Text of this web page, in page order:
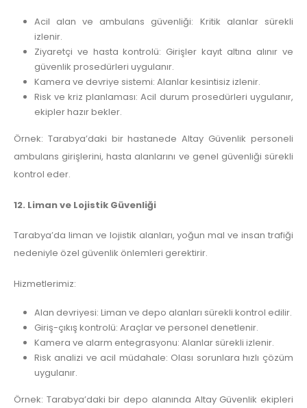
Acil alan ve ambulans güvenliği: Kritik alanlar sürekli
izlenir.
Ziyaretçi ve hasta kontrolü: Girişler kayıt altına alınır ve
güvenlik prosedürleri uygulanır.
Kamera ve devriye sistemi: Alanlar kesintisiz izlenir.
Risk ve kriz planlaması: Acil durum prosedürleri uygulanır,
ekipler hazır bekler.
Örnek: Tarabya’daki bir hastanede Altay Güvenlik personeli
ambulans girişlerini, hasta alanlarını ve genel güvenliği sürekli
kontrol eder.
12. Liman ve Lojistik Güvenliği
Tarabya’da liman ve lojistik alanları, yoğun mal ve insan trafiği
nedeniyle özel güvenlik önlemleri gerektirir.
Hizmetlerimiz:
Alan devriyesi: Liman ve depo alanları sürekli kontrol edilir.
Giriş-çıkış kontrolü: Araçlar ve personel denetlenir.
Kamera ve alarm entegrasyonu: Alanlar sürekli izlenir.
Risk analizi ve acil müdahale: Olası sorunlara hızlı çözüm
uygulanır.
Örnek: Tarabya’daki bir depo alanında Altay Güvenlik ekipleri